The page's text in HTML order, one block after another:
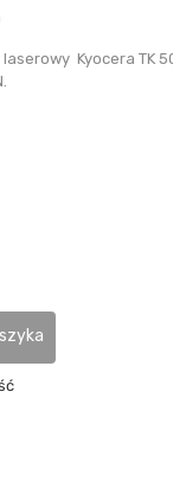
Kyocera TK